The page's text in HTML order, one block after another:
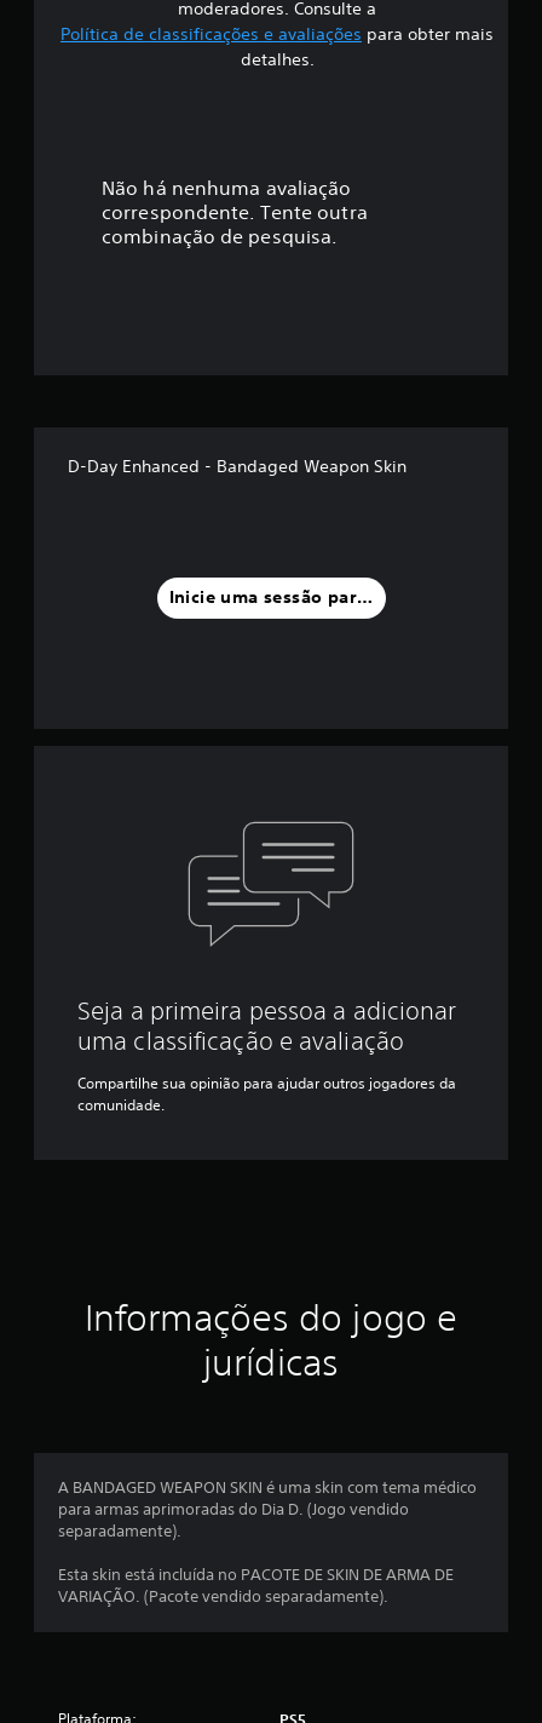
moderadores. Consulte a
Política de classificações e avaliações para obter mais
detalhes.
Não há nenhuma avaliação
correspondente. Tente outra
combinação de pesquisa.
D-Day Enhanced - Bandaged Weapon Skin
Inicie uma sessão para classificar
Seja a primeira pessoa a adicionar
uma classificação e avaliação
Compartilhe sua opinião para ajudar outros jogadores da
comunidade.
Informações do jogo e
jurídicas
A BANDAGED WEAPON SKIN é uma skin com tema médico
para armas aprimoradas do Dia D. (Jogo vendido
separadamente).
Esta skin está incluída no PACOTE DE SKIN DE ARMA DE
VARIAÇÃO. (Pacote vendido separadamente).
Plataforma: PS5